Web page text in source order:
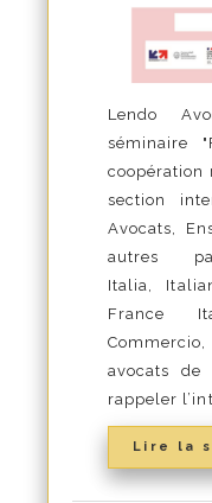
Lendo
séminaire
coopération
section
Avocats,
autres
Italia,
France
avocats de
rappeler
Lire la